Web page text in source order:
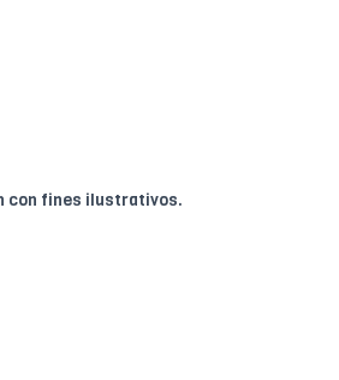
con fines ilustrativos.